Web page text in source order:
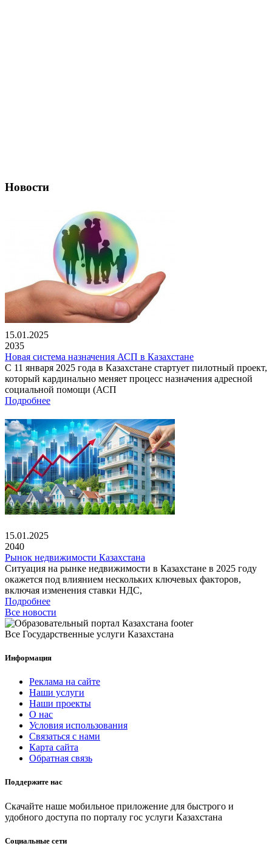
Новости
15.01.2025
2035
Новая система назначения АСП в Казахстане
С 11 января 2025 года в Казахстане стартует пилотный проект,
который кардинально меняет процесс назначения адресной
социальной помощи (АСП
Подробнее
15.01.2025
2040
Рынок недвижимости Казахстана
Ситуация на рынке недвижимости в Казахстане в 2025 году
окажется под влиянием нескольких ключевых факторов,
включая изменения ставки НДС,
Подробнее
Все новости
Все Государственные услуги Казахстана
Информация
Реклама на сайте
Наши услуги
Наши проекты
О нас
Условия использования
Связаться с нами
Карта сайта
Обратная связь
Поддержите нас
Скачайте наше мобильное приложение для быстрого и
удобного доступа по порталу гос услуги Казахстана
Социальные сети